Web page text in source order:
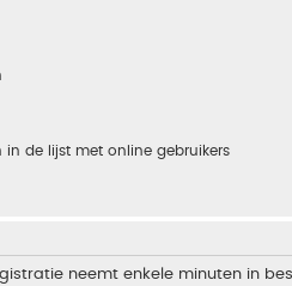
in de lijst met online gebruikers
neemt enkele minuten in